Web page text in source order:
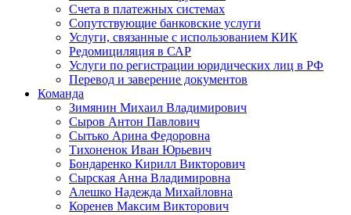
Счета в платежных системах
Сопутствующие банковские услуги
Услуги, связанные с использованием КИК
Редомициляция в САР
Услуги по регистрации юридических лиц в РФ
Перевод и заверение документов
Команда
Зимянин Михаил Владимирович
Сыров Антон Павлович
Сытько Арина Федоровна
Тихоненок Иван Юрьевич
Бондаренко Кирилл Викторович
Сырская Анна Владимировна
Алешко Надежда Михайловна
Коренев Максим Викторович